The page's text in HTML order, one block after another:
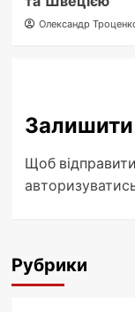
Олександр
Залишити
Щоб
Рубрики